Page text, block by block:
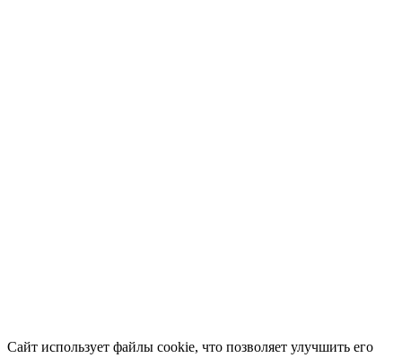
Сайт использует файлы cookie, что позволяет улучшить его